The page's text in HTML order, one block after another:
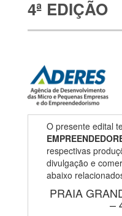
4ª EDIÇÃO
O presente edital
respectivas
divulgação e
abaixo
PRAIA
–